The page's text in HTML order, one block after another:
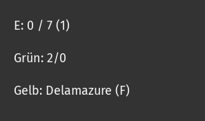
E: 0 / 7 (1)
Grün: 2/0
Gelb: Delamazure (F)